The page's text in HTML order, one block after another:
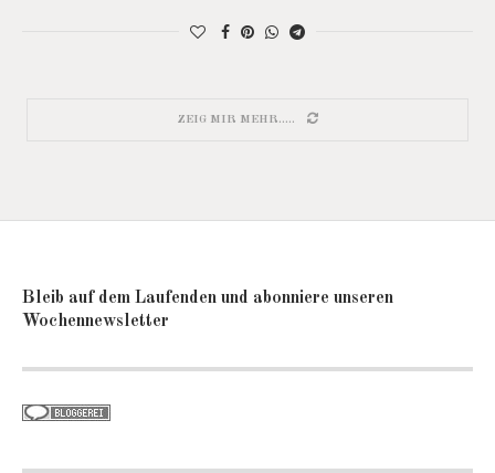
ZEIG MIR MEHR.....
Bleib auf dem Laufenden und abonniere unseren
Wochennewsletter